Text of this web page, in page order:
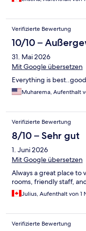
Verifizierte Bewertung
10/10 –
31. Mai 2026
Mit Google übersetzen
Everything is
Muharema, Aufenthalt
Verifizierte Bewertung
8/10 – Sehr gut
1. Juni 2026
Mit Google übersetzen
Always a great place to
rooms, friendly staff,
Julius, Aufenthalt von 1
Verifizierte Bewertung